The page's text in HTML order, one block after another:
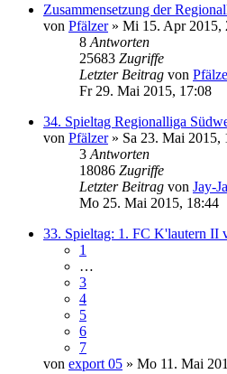
Zusammensetzung der
von Pfälzer» Mi 15. Apr 2015,
8 Antworten
25683 Zugriffe
Letzter Beitrag von
Fr 29. Mai 2015, 17:08
34. Spieltag Regionalliga
von Pfälzer» Sa 23. Mai 2015,
3 Antworten
18086 Zugriffe
Letzter Beitrag von Jay-
Mo 25. Mai 2015, 18:44
33. Spieltag: 1. FC K'lautern II
1
…
3
4
5
6
7
von export 05 » Mo 11. Mai